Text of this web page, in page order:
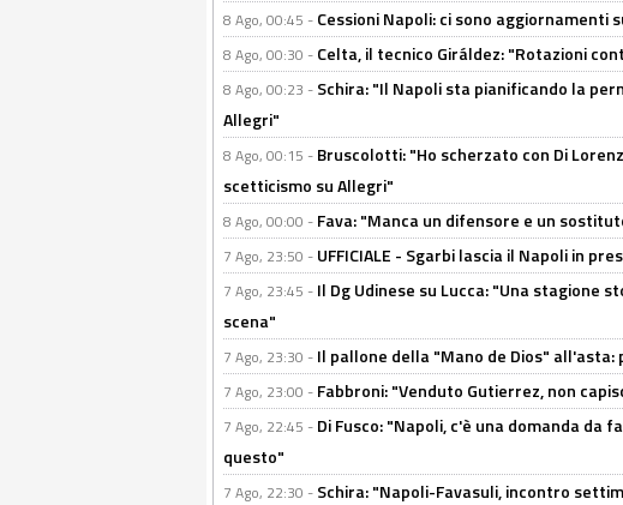
8 Ago, 00:45 - Cessioni Napoli: ci sono aggiornamenti
8 Ago, 00:30 - Celta, il tecnico Giráldez: "Rotazioni
8 Ago, 00:23 - Schira: "Il Napoli sta pianificando la
Allegri"
8 Ago, 00:15 - Bruscolotti: "Ho scherzato con Di
scetticismo su Allegri"
8 Ago, 00:00 - Fava: "Manca un difensore e un
7 Ago, 23:50 - UFFICIALE - Sgarbi lascia il Napoli in
7 Ago, 23:45 - Il Dg Udinese su Lucca: "Una stagione
scena"
7 Ago, 23:30 - Il pallone della "Mano de Dios"
7 Ago, 23:00 - Fabbroni: "Venduto Gutierrez, non
7 Ago, 22:45 - Di Fusco: "Napoli, c'è una domanda da
questo"
7 Ago, 22:30 - Schira: "Napoli-Favasuli, incontro